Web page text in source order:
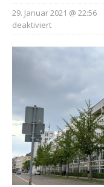
29. Januar 2021 @ 22:56
deaktiviert